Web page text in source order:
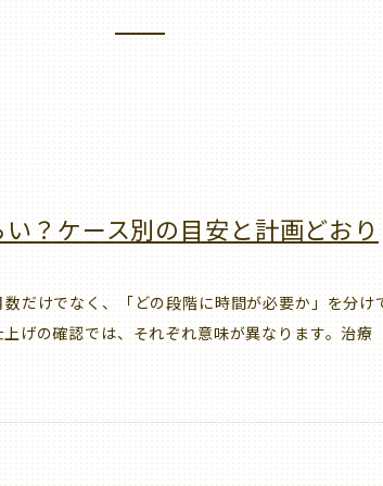
？ケース別の目安と計画どおり
だけでなく、「どの段階に時間が必要か」を分け
げの確認では、それぞれ意味が異なります。治療